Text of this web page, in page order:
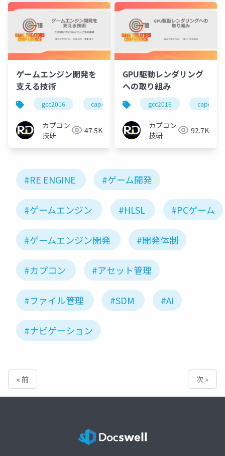
ゲームエンジン開発を
支える技術
gcc2016 capcom re engine r&d
カプコン
技研
47.5K
GPU駆動レンダリング
への取り組み
gcc2016 capcom
カプコン
技研
92.7K
#RE ENGINE #ゲーム開発
#ゲームエンジン #HLSL #PCゲーム
#ゲームエンジン開発 #開発体制
#カプコン #アセット管理
#ファイル管理 #SDM #AI
#ナビゲーション
« 前 次 »